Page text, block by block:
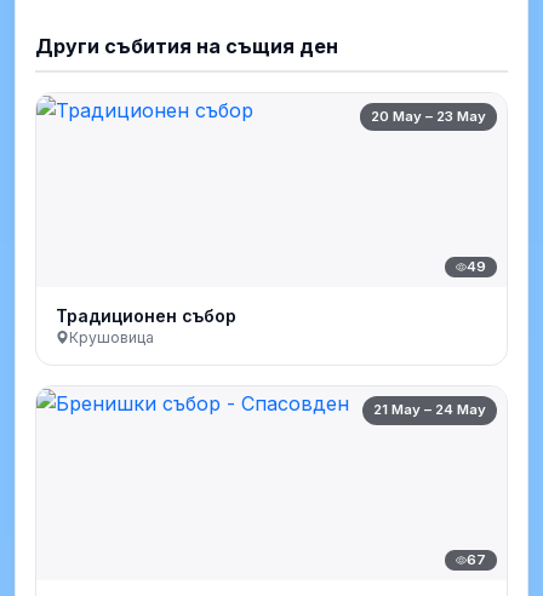
Други събития на същия ден
20 May – 23 May
49
Традиционен събор
Крушовица
21 May – 24 May
67